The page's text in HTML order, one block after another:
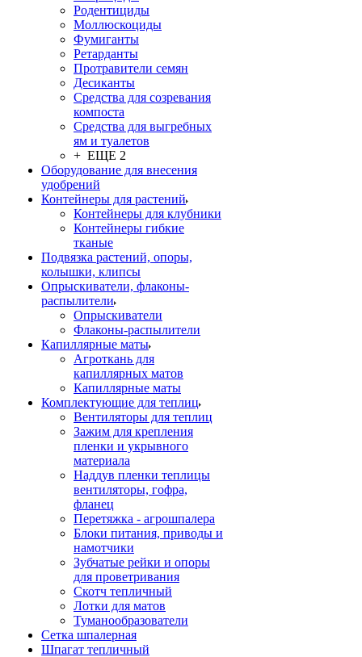
Родентициды
Моллюскоциды
Фумиганты
Ретарданты
Протравители семян
Десиканты
Средства для созревания
компоста
Средства для выгребных
ям и туалетов
+ ЕЩЕ 2
Оборудование для внесения
удобрений
Контейнеры для растений
Контейнеры для клубники
Контейнеры гибкие
тканые
Подвязка растений, опоры,
колышки, клипсы
Опрыскиватели, флаконы-
распылители
Опрыскиватели
Флаконы-распылители
Капиллярные маты
Агроткань для
капиллярных матов
Капиллярные маты
Комплектующие для теплиц
Вентиляторы для теплиц
Зажим для крепления
пленки и укрывного
материала
Наддув пленки теплицы
вентиляторы, гофра,
фланец
Перетяжка - агрошпалера
Блоки питания, приводы и
намотчики
Зубчатые рейки и опоры
для проветривания
Скотч тепличный
Лотки для матов
Туманообразователи
Сетка шпалерная
Шпагат тепличный